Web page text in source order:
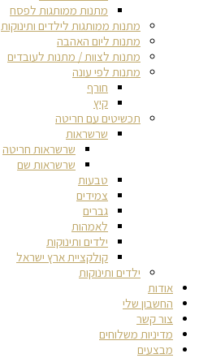
מתנות ממותגות לפסח
מתנות ממותגות לילדים ותינוקות
מתנות ליום האהבה
מתנות לצוות / מתנות לעובדים
מתנות לפי עונה
חורף
קיץ
תכשיטים עם חריטה
שרשראות
שרשראות חריטה
שרשראות שם
טבעות
צמידים
גברים
לאמהות
ילדים ותינוקות
קולקציית ארץ ישראל
ילדים ותינוקות
אודות
החשבון שלי
צור קשר
מדיניות משלוחים
מבצעים